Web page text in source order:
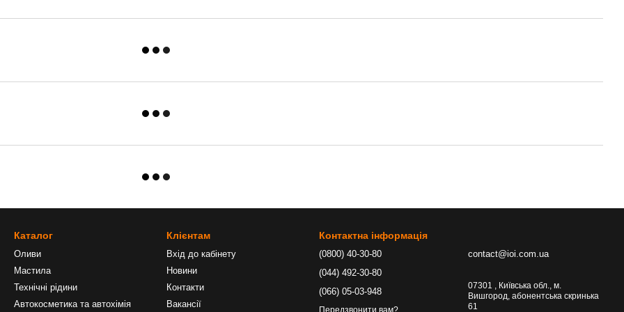
Каталог
Оливи
Мастила
Технічні рідини
Автокосметика та автохімія
Клієнтам
Вхід до кабінету
Новини
Контакти
Вакансії
Контактна інформація
(0800) 40-30-80
(044) 492-30-80
(066) 05-03-948
contact@ioi.com.ua
07301 , Київська обл., м.
Вишгород, абонентська скринька
61